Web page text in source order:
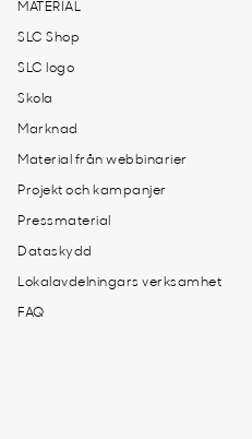
MATERIAL
SLC Shop
SLC logo
Skola
Marknad
Material från webbinarier
Projekt och kampanjer
Pressmaterial
Dataskydd
Lokalavdelningars verksamhet
FAQ